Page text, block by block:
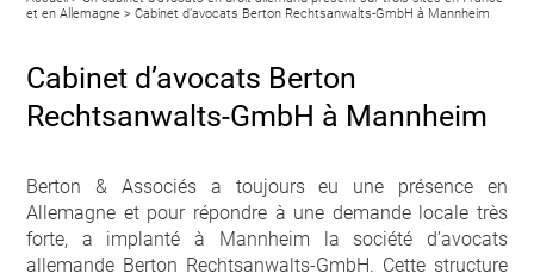
et en Allemagne > Cabinet d’avocats Berton Rechtsanwalts-GmbH à Mannheim
Cabinet d’avocats Berton
Rechtsanwalts-GmbH à Mannheim
Berton & Associés a toujours eu une présence en
Allemagne et pour répondre à une demande locale très
forte, a implanté à Mannheim la société d’avocats
allemande Berton Rechtsanwalts-GmbH. Cette structure